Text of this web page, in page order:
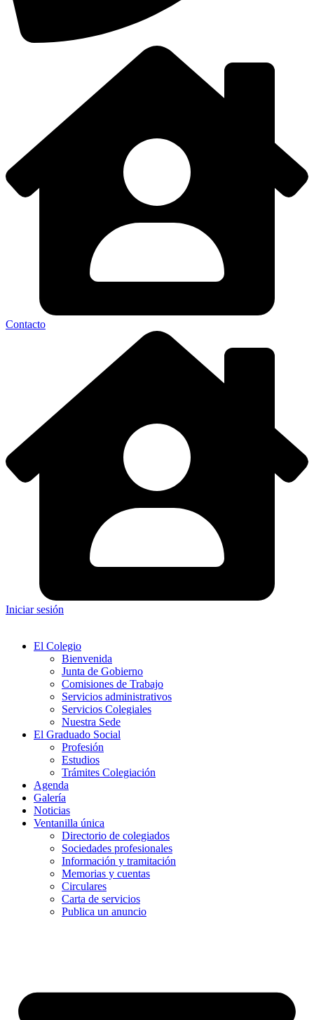
Contacto
Iniciar sesión
El Colegio
Bienvenida
Junta de Gobierno
Comisiones de Trabajo
Servicios administrativos
Servicios Colegiales
Nuestra Sede
El Graduado Social
Profesión
Estudios
Trámites Colegiación
Agenda
Galería
Noticias
Ventanilla única
Directorio de colegiados
Sociedades profesionales
Información y tramitación
Memorias y cuentas
Circulares
Carta de servicios
Publica un anuncio